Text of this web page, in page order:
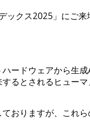
クス2025」にご
ードウェアから生
るとされるヒュー
おりますが、これ